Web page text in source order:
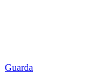
Guarda